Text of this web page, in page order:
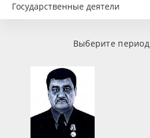
Государственные деятели
Выберите период